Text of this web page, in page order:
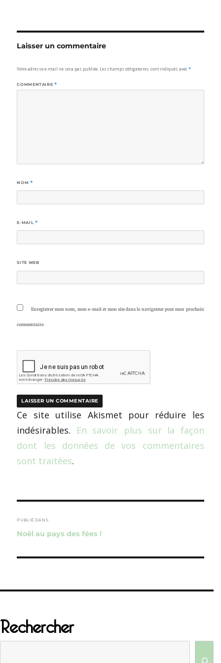
Laisser un commentaire
Votre adresse e-mail ne sera pas publiée. Les champs obligatoires sont indiqués avec*
COMMENTAIRE *
NOM *
E-MAIL *
SITE WEB
Enregistrer mon nom, mon e-mail et mon site dans le navigateur pour mon prochain
commentaire.
Ce site utilise Akismet pour réduire les
indésirables. En savoir plus sur la façon
dont les données de vos commentaires
sont traitées.
de
l’article
PUBLIÉ DANS
Noël au pays des fées !
Rechercher